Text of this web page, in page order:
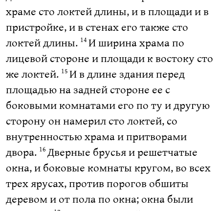
храме сто локтей длины, и в площади и в
пристройке, и в стенах его также сто
локтей длины. 14 И ширина храма по
лицевой стороне и площади к востоку сто
же локтей. 15 И в длине здания перед
площадью на задней стороне ее с
боковыми комнатами его по ту и другую
сторону он намерил сто локтей, со
внутренностью храма и притворами
двора. 16 Дверные брусья и решетчатые
окна, и боковые комнаты кругом, во всех
трех ярусах, против порогов обшиты
деревом и от пола по окна; окна были